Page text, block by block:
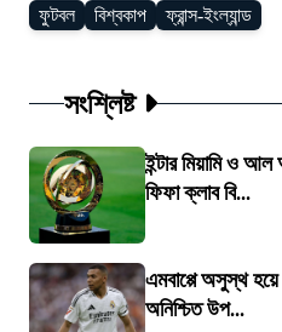
ফুটবল বিশ্বকাপ ফ্রান্স-ইংল্যান্ড
সংশ্লিষ্ট
ইন্টার মিয়ামি ও
ফিফা ক্লাব বি...
এমবাপ্পে অসুস্থ হয়ে
অনিশ্চিত উপ...